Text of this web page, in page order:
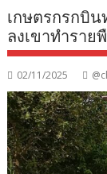
เกษตรกรกบิน
ลงเขาทำราย
02/11/2025